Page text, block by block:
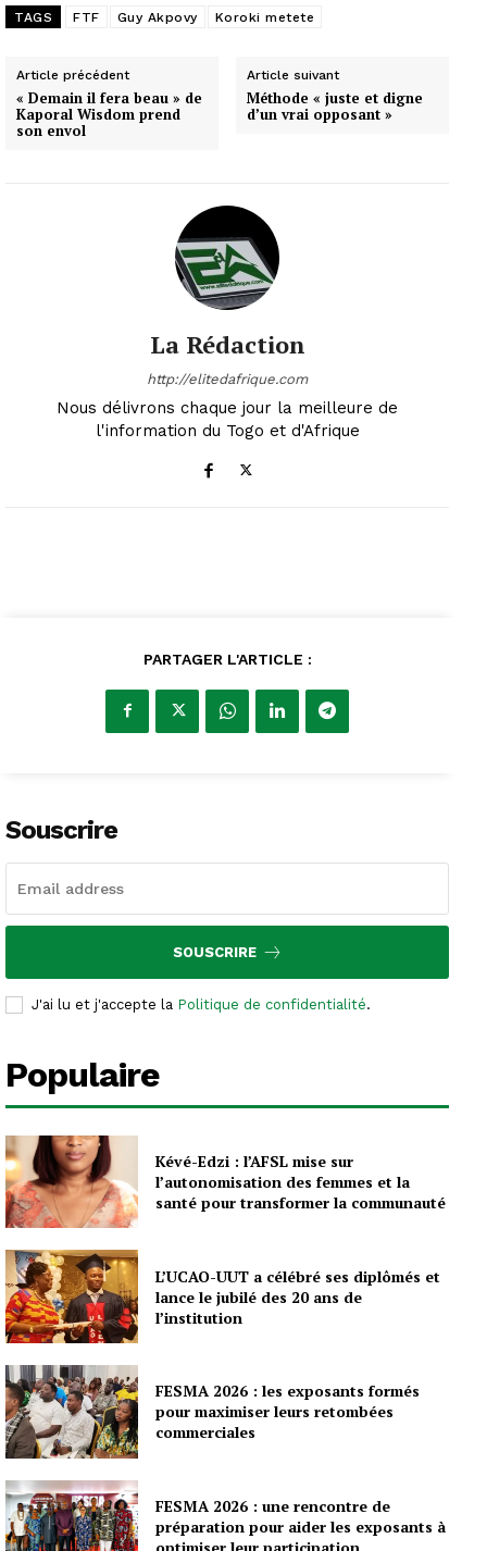
TAGS FTF Guy Akpovy Koroki metete
Article précédent
« Demain il fera beau » de
Kaporal Wisdom prend
son envol
Article suivant
Méthode « juste et digne
d’un vrai opposant »
La Rédaction
http://elitedafrique.com
Nous délivrons chaque jour la meilleure de
l'information du Togo et d'Afrique
PARTAGER L'ARTICLE :
Souscrire
SOUSCRIRE
J'ai lu et j'accepte la Politique de confidentialité.
Populaire
Kévé-Edzi : l’AFSL mise sur
l’autonomisation des femmes et la
santé pour transformer la communauté
L’UCAO-UUT a célébré ses diplômés et
lance le jubilé des 20 ans de
l’institution
FESMA 2026 : les exposants formés
pour maximiser leurs retombées
commerciales
FESMA 2026 : une rencontre de
préparation pour aider les exposants à